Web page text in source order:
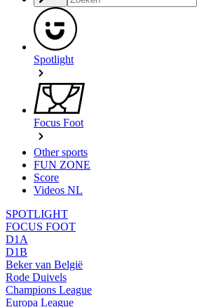
Spotlight
Focus Foot
Other sports
FUN ZONE
Score
Videos NL
SPOTLIGHT
FOCUS FOOT
D1A
D1B
Beker van België
Rode Duivels
Champions League
Europa League